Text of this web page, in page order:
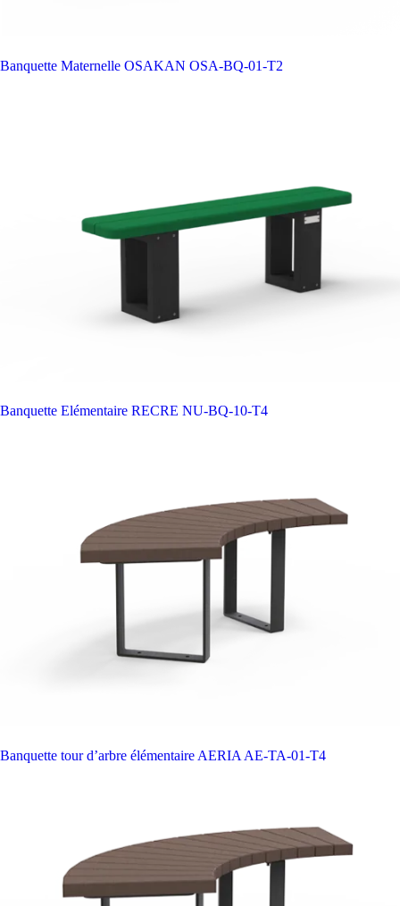
Banquette Maternelle OSAKAN OSA-BQ-01-T2
Banquette Elémentaire RECRE NU-BQ-10-T4
Banquette tour d’arbre élémentaire AERIA AE-TA-01-T4